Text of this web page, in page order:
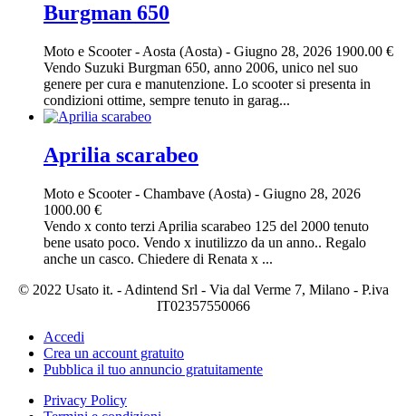
Burgman 650
Moto e Scooter- Aosta (Aosta) - Giugno 28, 2026 1900.00 €
Vendo Suzuki Burgman 650, anno 2006, unico nel suo
genere per cura e manutenzione. Lo scooter si presenta in
condizioni ottime, sempre tenuto in garag...
Aprilia scarabeo
Moto e Scooter- Chambave (Aosta) - Giugno 28, 2026
1000.00 €
Vendo x conto terzi Aprilia scarabeo 125 del 2000 tenuto
bene usato poco. Vendo x inutilizzo da un anno.. Regalo
anche un casco. Chiedere di Renata x ...
© 2022 Usato it. - Adintend Srl - Via dal Verme 7, Milano - P.iva
IT02357550066
Accedi
Crea un account gratuito
Pubblica il tuo annuncio gratuitamente
Privacy Policy